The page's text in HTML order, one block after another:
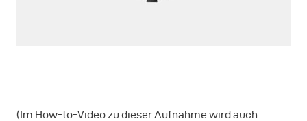
(Im How-to-Video zu dieser Aufnahme wird auch